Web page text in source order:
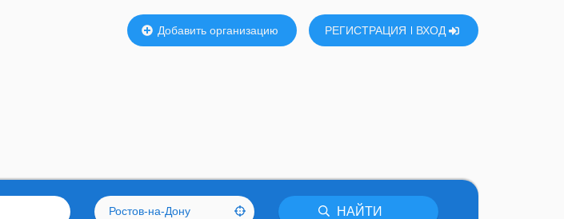
Добавить организацию РЕГИСТРАЦИЯ ВХОД
Ростов-на-Дону НАЙТИ